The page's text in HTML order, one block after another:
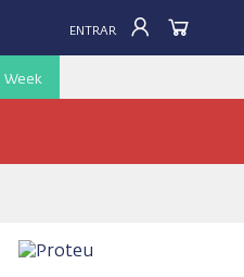
ENTRAR
Week